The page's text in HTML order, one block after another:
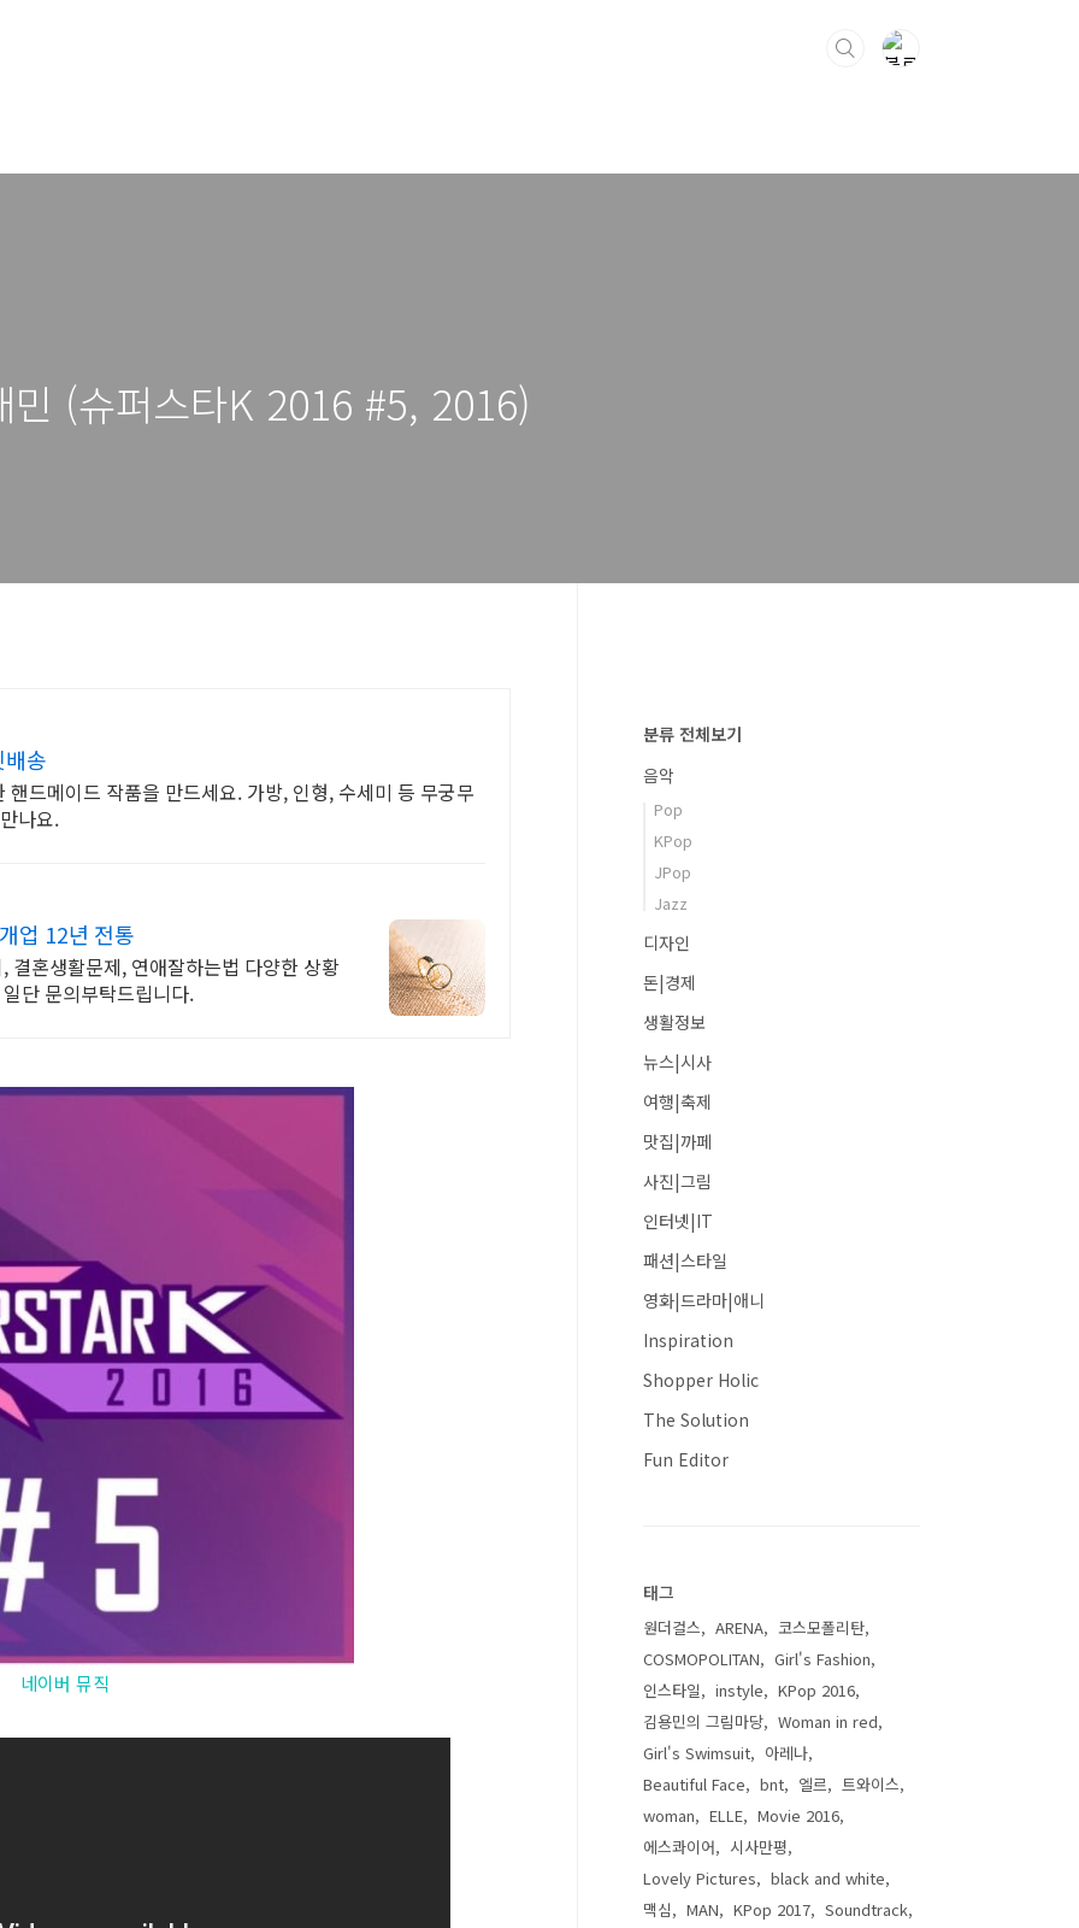
(슈퍼스타K 2016 #5, 2016)
송
드메이드 작품을 만드세요. 가방, 인형, 수세미 등 무궁무
나요.
업 12년 전통
결혼생활문제, 연애잘하는법 다양한 상황
단 문의부탁드립니다.
네이버 뮤직
분류 전체보기
음악
Pop
KPop
JPop
Jazz
디자인
돈|경제
생활정보
뉴스|시사
여행|축제
맛집|까페
사진|그림
인터넷|IT
패션|스타일
영화|드라마|애니
Inspiration
Shopper Holic
The Solution
Fun Editor
태그
원더걸스 ARENA
코스모폴리탄
COSMOPOLITAN
Girl's Fashion
인스타일
instyle
KPop 2016
김용민의 그림마당
Woman in red
Girl's Swimsuit
아레나
Beautiful Face
bnt 엘르
트와이스
woman
ELLE
Movie 2016
에스콰이어
시사만평
Lovely Pictures
black and white
맥심
MAN KPop 2017
Soundtrack